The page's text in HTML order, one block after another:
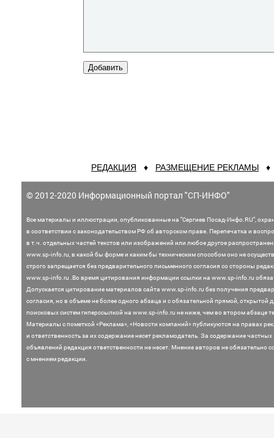
РЕДАКЦИЯ ♦ РАЗМЕЩЕНИЕ РЕКЛАМЫ
© 2012-2020 Информационный портал "СП-ИНФО"
Все материалы и иллюстрации,опубликованные на "Сергиев Посад-Инфо.RU",
в соответствии с законодательством РФ об авторском праве. Перепечатка и
в т.ч. отдельных частей текстов или изображений или любое другое
www.sp-info.ru, в какой бы форме и каким бы техническим способом оно не
строго запрещается без предварительного письменного согласия со стороны
www.sp-info.ru .Во время цитирования информации ссылки на www.sp-info.ru
Допускается цитирование материалов сайта www.sp-info.ru без получения
согласия, но в объеме не более одного абзаца и с обязательной прямой, открытой
поисковых систем гиперссылкой на www.sp-info.ru не ниже, чем во втором абзаце
Материалы с пометкой «Реклама», «Новости компаний» публикуются на правах
и ответственность за их содержание несет рекламодатель. За содержание частных
объявлений редакция ответственности не несет. Мнениеавторов не обязательно
с мнением редакции.